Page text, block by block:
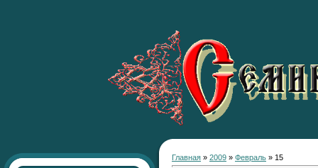
Главная » 2009 » Февраль » 15